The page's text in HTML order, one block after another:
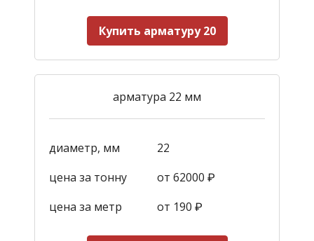
Купить арматуру 20
арматура 22 мм
диаметр, мм
22
цена за тонну
от 62000 ₽
цена за метр
от 190 ₽